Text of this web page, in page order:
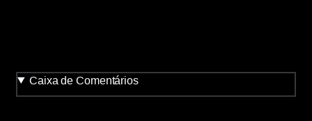
Caixa de Comentários